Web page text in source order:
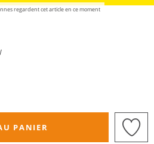
regardent cet article en ce moment
PANIER